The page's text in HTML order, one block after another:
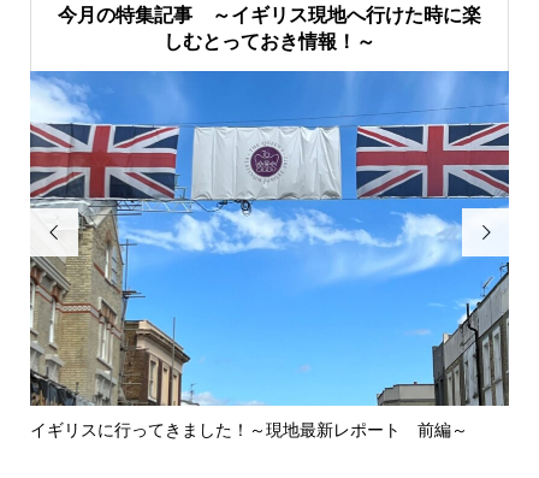
今月の特集記事 ～イギリス現地へ行けた時に楽
しむとっておき情報！～

イギリスに行ってきました！～現地最新レポート 前編～
